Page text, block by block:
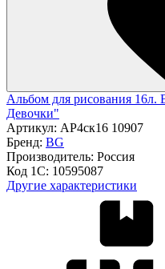
Альбом для рисования
Девочки"
Артикул: АР4ск16 10907
Бренд: BG
Производитель: Россия
Код 1С: 10595087
Другие характеристики